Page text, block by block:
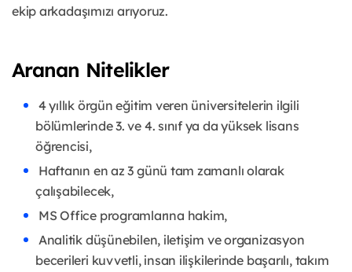
ekip arkadaşımızı arıyoruz.
Aranan Nitelikler
4 yıllık örgün eğitim veren üniversitelerin ilgili
bölümlerinde 3. ve 4. sınıf ya da yüksek lisans
öğrencisi,
Haftanın en az 3 günü tam zamanlı olarak
çalışabilecek,
MS Office programlarına hakim,
Analitik düşünebilen, iletişim ve organizasyon
becerileri kuvvetli, insan ilişkilerinde başarılı, takım